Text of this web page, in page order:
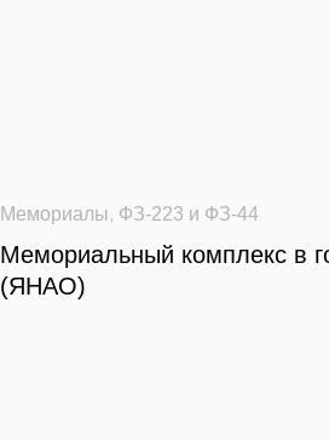
Мемориалы, ФЗ-223 и ФЗ-44
Мемориальный комплекс в
(ЯНАО)